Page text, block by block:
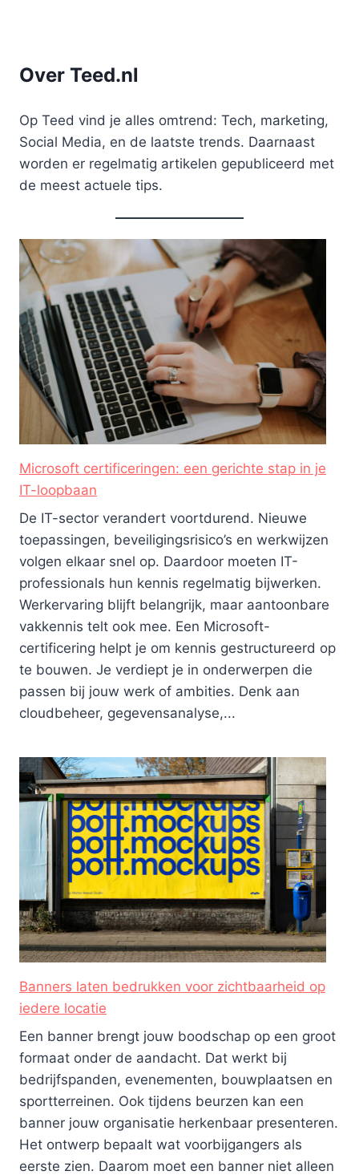
Over Teed.nl
Op Teed vind je alles omtrend: Tech, marketing,
Social Media, en de laatste trends. Daarnaast
worden er regelmatig artikelen gepubliceerd met
de meest actuele tips.
Microsoft certificeringen: een gerichte stap in je
IT-loopbaan
De IT-sector verandert voortdurend. Nieuwe
toepassingen, beveiligingsrisico’s en werkwijzen
volgen elkaar snel op. Daardoor moeten IT-
professionals hun kennis regelmatig bijwerken.
Werkervaring blijft belangrijk, maar aantoonbare
vakkennis telt ook mee. Een Microsoft-
certificering helpt je om kennis gestructureerd op
te bouwen. Je verdiept je in onderwerpen die
passen bij jouw werk of ambities. Denk aan
cloudbeheer, gegevensanalyse,...
Banners laten bedrukken voor zichtbaarheid op
iedere locatie
Een banner brengt jouw boodschap op een groot
formaat onder de aandacht. Dat werkt bij
bedrijfspanden, evenementen, bouwplaatsen en
sportterreinen. Ook tijdens beurzen kan een
banner jouw organisatie herkenbaar presenteren.
Het ontwerp bepaalt wat voorbijgangers als
eerste zien. Daarom moet een banner niet alleen